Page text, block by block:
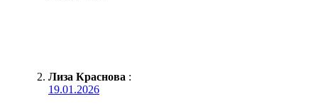
Лиза Краснова :
19.01.2026